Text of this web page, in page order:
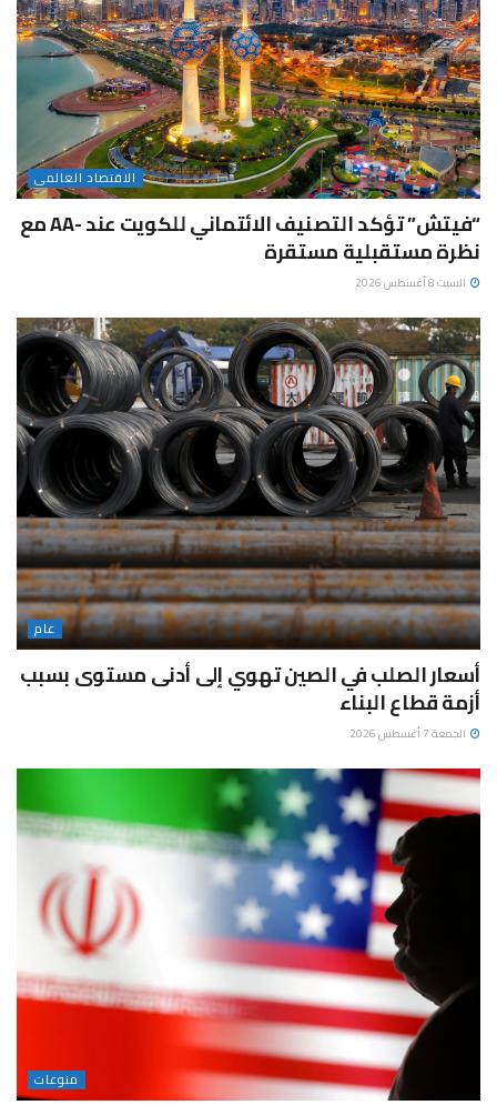
الاقتصاد العالمى
“فيتش” تؤكد التصنيف الائتماني للكويت عند -AA مع
نظرة مستقبلية مستقرة
السبت 8 أغسطس 2026
عام
أسعار الصلب في الصين تهوي إلى أدنى مستوى بسبب
أزمة قطاع البناء
الجمعة 7 أغسطس 2026
منوعات